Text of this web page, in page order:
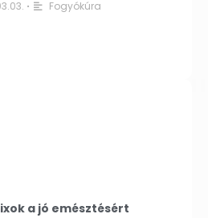
• Fogyókúra
a jó emésztésért